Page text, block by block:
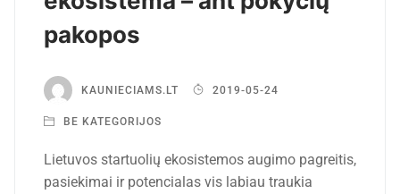
pakopos
KAUNIECIAMS.LT 2019-05-24
BE KATEGORIJOS
Lietuvos startuolių ekosistemos augimo pagreitis,
pasiekimai ir potencialas vis labiau traukia